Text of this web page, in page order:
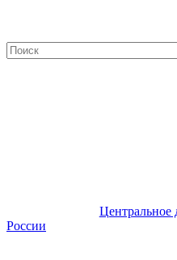
Центральное
России